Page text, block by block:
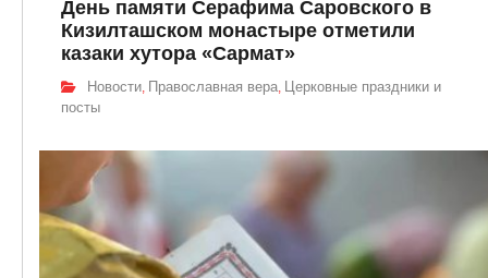
День памяти Серафима Саровского в
Кизилташском монастыре отметили
казаки хутора «Сармат»
Новости, Православная вера, Церковные праздники и
посты